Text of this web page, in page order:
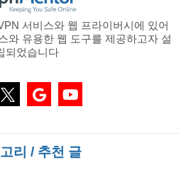
서비스와 웹 프라이버시에 있어
와 유용한 웹 도구를 제공하고자 설
되었습니다
리 / 추천 글